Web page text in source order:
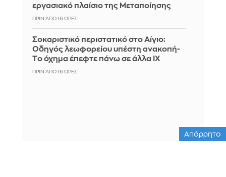
εργασιακό πλαίσιο της Μεταποίησης
ΠΡΙΝ ΑΠΌ 16 ΏΡΕΣ
Σοκαριστικό περιστατικό στο Αίγιο:
Οδηγός λεωφορείου υπέστη ανακοπή-
Tο όχημα έπεφτε πάνω σε άλλα ΙΧ
ΠΡΙΝ ΑΠΌ 16 ΏΡΕΣ
Απόρρητο